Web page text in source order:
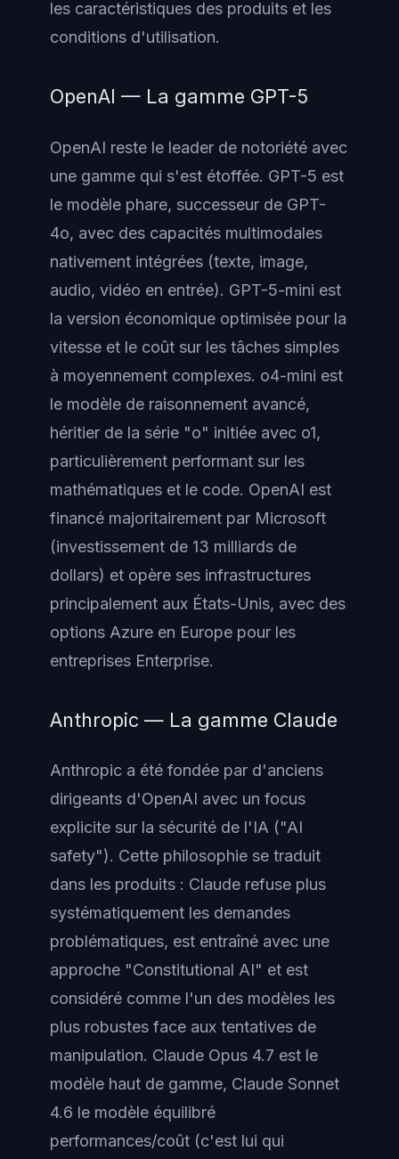
les caractéristiques des produits et les
conditions d'utilisation.
OpenAI — La gamme GPT-5
OpenAI reste le leader de notoriété avec
une gamme qui s'est étoffée. GPT-5 est
le modèle phare, successeur de GPT-
4o, avec des capacités multimodales
nativement intégrées (texte, image,
audio, vidéo en entrée). GPT-5-mini est
la version économique optimisée pour la
vitesse et le coût sur les tâches simples
à moyennement complexes. o4-mini est
le modèle de raisonnement avancé,
héritier de la série "o" initiée avec o1,
particulièrement performant sur les
mathématiques et le code. OpenAI est
financé majoritairement par Microsoft
(investissement de 13 milliards de
dollars) et opère ses infrastructures
principalement aux États-Unis, avec des
options Azure en Europe pour les
entreprises Enterprise.
Anthropic — La gamme Claude
Anthropic a été fondée par d'anciens
dirigeants d'OpenAI avec un focus
explicite sur la sécurité de l'IA ("AI
safety"). Cette philosophie se traduit
dans les produits : Claude refuse plus
systématiquement les demandes
problématiques, est entraîné avec une
approche "Constitutional AI" et est
considéré comme l'un des modèles les
plus robustes face aux tentatives de
manipulation. Claude Opus 4.7 est le
modèle haut de gamme, Claude Sonnet
4.6 le modèle équilibré
performances/coût (c'est lui qui